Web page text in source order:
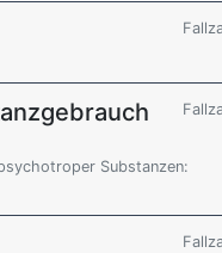
Substanzen: